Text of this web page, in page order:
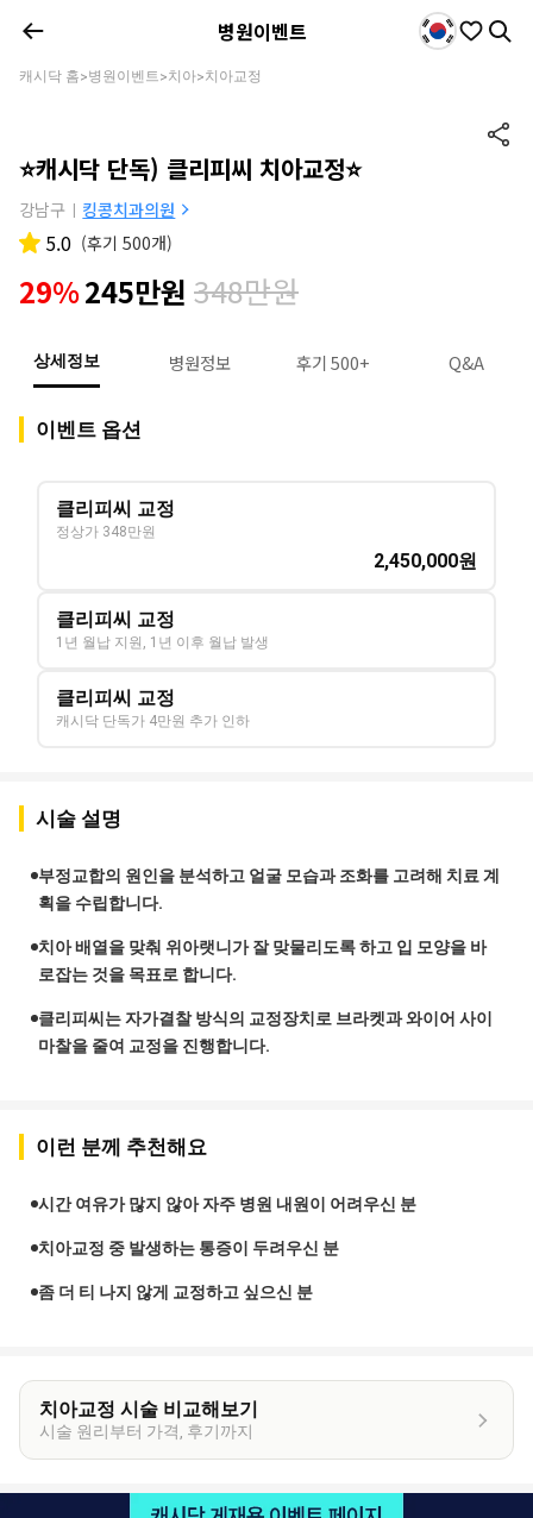
병원이벤트
캐시닥 홈>병원이벤트>치아>치아교정
⭐캐시닥 단독) 클리피씨 치아교정⭐
강남구 | 킹콩치과의원
5.0 (후기 500개)
29%245만원 348만원
상세정보 병원정보 후기 500+ Q&A
이벤트 옵션
클리피씨 교정
정상가 348만원
2,450,000원
클리피씨 교정
1년 월납 지원, 1년 이후 월납 발생
클리피씨 교정
캐시닥 단독가 4만원 추가 인하
시술 설명
부정교합의 원인을 분석하고 얼굴 모습과 조화를 고려해 치료 계
획을 수립합니다.
치아 배열을 맞춰 위아랫니가 잘 맞물리도록 하고 입 모양을 바
로잡는 것을 목표로 합니다.
클리피씨는 자가결찰 방식의 교정장치로 브라켓과 와이어 사이
마찰을 줄여 교정을 진행합니다.
이런 분께 추천해요
시간 여유가 많지 않아 자주 병원 내원이 어려우신 분
치아교정 중 발생하는 통증이 두려우신 분
좀 더 티 나지 않게 교정하고 싶으신 분
치아교정 시술 비교해보기
시술 원리부터 가격, 후기까지